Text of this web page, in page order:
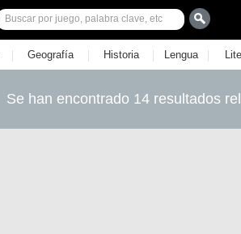
| Geografía | Historia | Lengua |
Se han encontrado 14 resultados